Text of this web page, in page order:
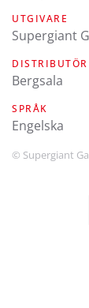
UTGIVARE
Supergiant
DISTRIBUTÖR
Bergsala
SPRÅK
engelska
© Supergiant